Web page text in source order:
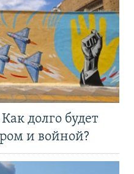
долго будет
и войной?